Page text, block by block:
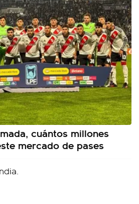
cuántos millones
mercado de pases